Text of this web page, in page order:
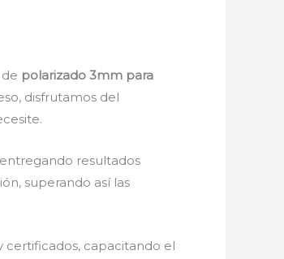
polarizado 3mm para
disfrutamos del
resultados
superando así las
certificados, capacitando el